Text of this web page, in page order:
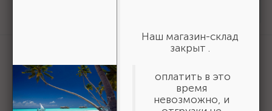
БАЗ KK19XW 16-H (Р80), 775 мм, 30 м,
водостойкий, шлифовальный рулон на
тканевой основе (3550-16-775)
Наш магазин-склад
закрыт .
оплатить в это
время
невозможно, и